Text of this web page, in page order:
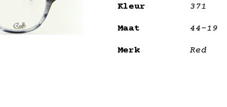
Kleur 371
Maat 44-19
Merk Red